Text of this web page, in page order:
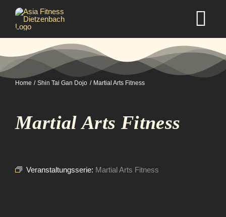
Inhalt
springen
Selbstverteidigung
Home Shin Tai Gan Dojo Martial Arts Fitness
Martial Arts Fitness
Veranstaltungsserie: Martial Arts Fitness